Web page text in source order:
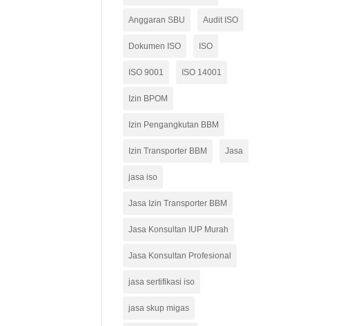
Anggaran SBU Audit ISO
Dokumen ISO ISO
ISO 9001 ISO 14001
Izin BPOM
Izin Pengangkutan BBM
Izin Transporter BBM Jasa
jasa iso
Jasa Izin Transporter BBM
Jasa Konsultan IUP Murah
Jasa Konsultan Profesional
jasa sertifikasi iso
jasa skup migas